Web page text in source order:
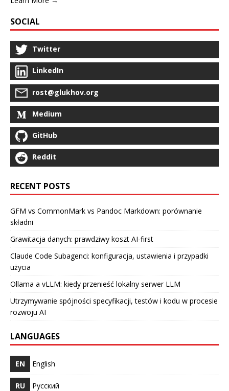
SOCIAL
Twitter
LinkedIn
rost@glukhov.org
Medium
GitHub
Reddit
RECENT POSTS
GFM vs CommonMark vs Pandoc Markdown: porównanie
składni
Grawitacja danych: prawdziwy koszt AI-first
Claude Code Subagenci: konfiguracja, ustawienia i przypadki
użycia
Ollama a vLLM: kiedy przenieść lokalny serwer LLM
Utrzymywanie spójności specyfikacji, testów i kodu w procesie
rozwoju AI
LANGUAGES
EN English
RU Русский